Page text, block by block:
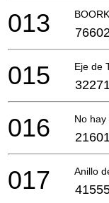
013
Eje de
015
No hay
016
Anillo
017